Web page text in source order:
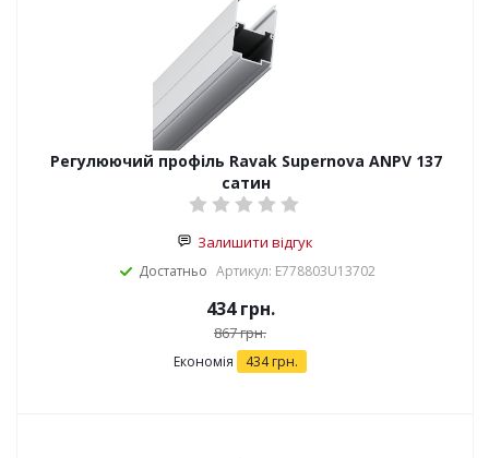
Регулюючий профіль Ravak Supernova ANPV 137
сатин
Залишити відгук
Достатньо Артикул: E778803U13702
434грн.
867грн.
Економія 434грн.